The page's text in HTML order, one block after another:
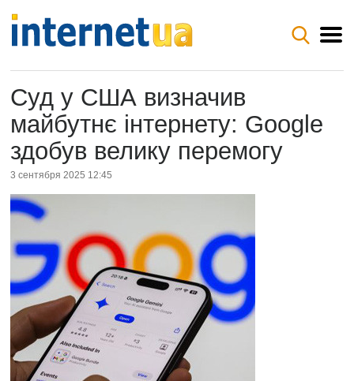
Суд у США визначив
майбутнє інтернету: Google
здобув велику перемогу
3 сентября 2025 12:45